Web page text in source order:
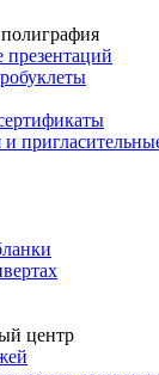
презентаций
центр